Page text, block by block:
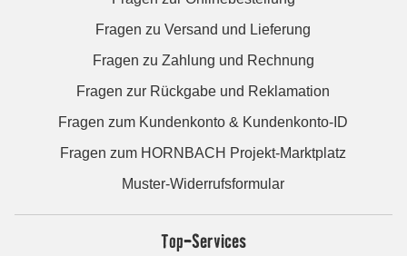
Fragen zu Versand und Lieferung
Fragen zu Zahlung und Rechnung
Fragen zur Rückgabe und Reklamation
Fragen zum Kundenkonto & Kundenkonto-ID
Fragen zum HORNBACH Projekt-Marktplatz
Muster-Widerrufsformular
Top-Services